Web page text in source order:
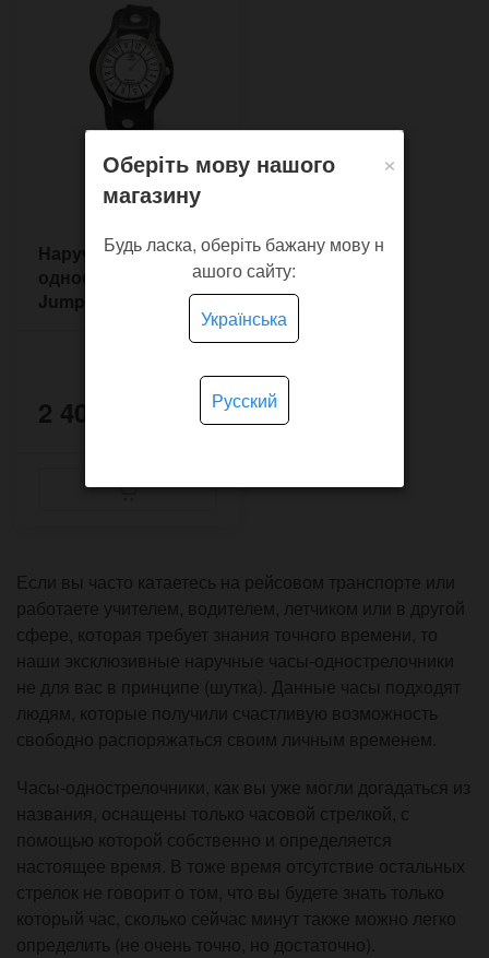
Наручные часы
однострелочники
Jumper Blank
2 400 грн.
Если вы часто катаетесь на рейсовом транспорте или
работаете учителем, водителем, летчиком или в другой
сфере, которая требует знания точного времени, то
наши эксклюзивные наручные часы-однострелочники
не для вас в принципе (шутка). Данные часы подходят
людям, которые получили счастливую возможность
свободно распоряжаться своим личным временем.
Часы-однострелочники, как вы уже могли догадаться из
названия, оснащены только часовой стрелкой, с
помощью которой собственно и определяется
настоящее время. В тоже время отсутствие остальных
стрелок не говорит о том, что вы будете знать только
который час, сколько сейчас минут также можно легко
определить (не очень точно, но достаточно).
×
Оберіть мову нашого
магазину
Будь ласка, оберіть бажану мову н
ашого сайту:
Українська
Русский